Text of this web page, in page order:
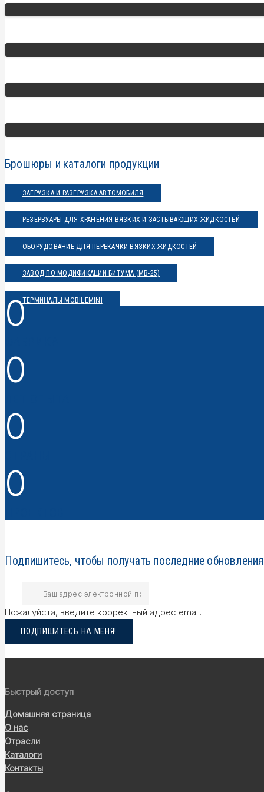
Брошюры и каталоги продукции
ЗАГРУЗКА И РАЗГРУЗКА АВТОМОБИЛЯ
РЕЗЕРВУАРЫ ДЛЯ ХРАНЕНИЯ ВЯЗКИХ И ЗАСТЫВАЮЩИХ ЖИДКОСТЕЙ
ОБОРУДОВАНИЕ ДЛЯ ПЕРЕКАЧКИ ВЯЗКИХ ЖИДКОСТЕЙ
ЗАВОД ПО МОДИФИКАЦИИ БИТУМА (MB-25)
ТЕРМИНАЛЫ MOBILEMINI
0
0
0
0
Подпишитесь, чтобы получать последние обновления
Пожалуйста, введите корректный адрес email.
ПОДПИШИТЕСЬ НА МЕНЯ!
Быстрый доступ
Домашняя страница
О нас
Отрасли
Каталоги
Контакты